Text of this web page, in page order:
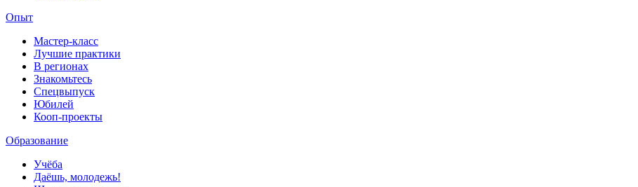
Опыт
Мастер-класс
Лучшие практики
В регионах
Знакомьтесь
Спецвыпуск
Юбилей
Кооп-проекты
Образование
Учёба
Даёшь, молодежь!